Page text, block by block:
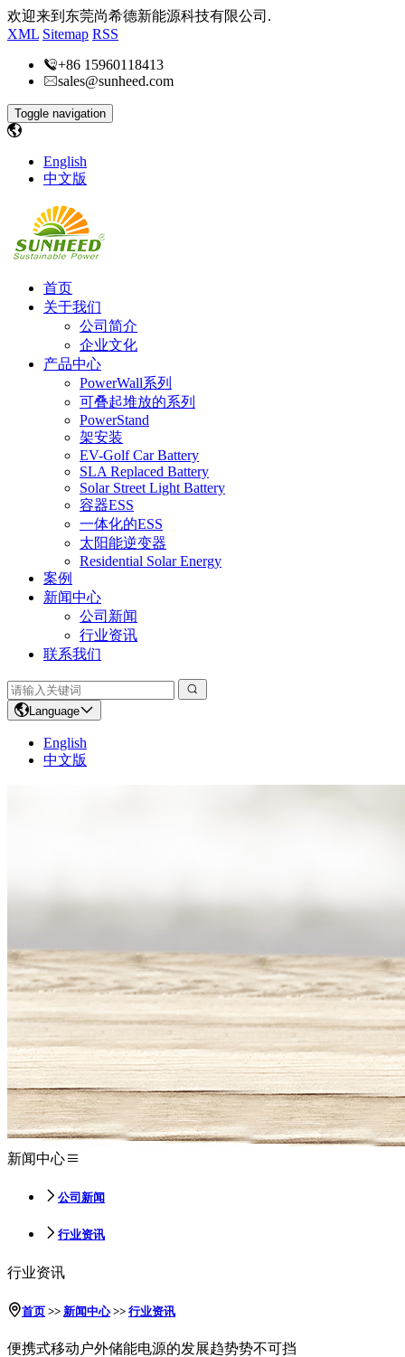
欢迎来到东莞尚希德新能源科技有限公司.
XML Sitemap RSS
+86 15960118413
sales@sunheed.com
Toggle navigation
English
中文版
首页
关于我们
公司简介
企业文化
产品中心
PowerWall系列
可叠起堆放的系列
PowerStand
架安装
EV-Golf Car Battery
SLA Replaced Battery
Solar Street Light Battery
容器ESS
一体化的ESS
太阳能逆变器
Residential Solar Energy
案例
新闻中心
公司新闻
行业资讯
联系我们
Language
English
中文版
新闻中心
公司新闻
行业资讯
行业资讯
首页 >> 新闻中心>> 行业资讯
便携式移动户外储能电源的发展趋势势不可挡